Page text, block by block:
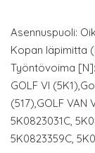
Asennuspuoli:
Kopan läpimitta
Työntövoima
GOLF VI
(517),GOLF VAN
5K0823031C,
5K0823359C,